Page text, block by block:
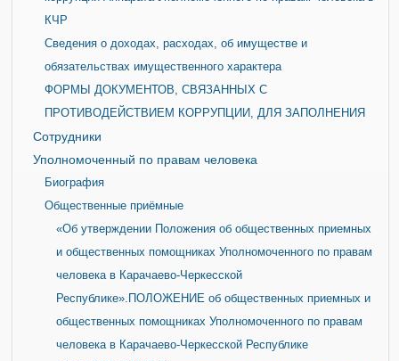
КЧР
Сведения о доходах, расходах, об имуществе и
обязательствах имущественного характера
ФОРМЫ ДОКУМЕНТОВ, СВЯЗАННЫХ С
ПРОТИВОДЕЙСТВИЕМ КОРРУПЦИИ, ДЛЯ ЗАПОЛНЕНИЯ
Сотрудники
Уполномоченный по правам человека
Биография
Общественные приёмные
«Об утверждении Положения об общественных приемных
и общественных помощниках Уполномоченного по правам
человека в Карачаево-Черкесской
Республике».ПОЛОЖЕНИЕ об общественных приемных и
общественных помощниках Уполномоченного по правам
человека в Карачаево-Черкесской Республике